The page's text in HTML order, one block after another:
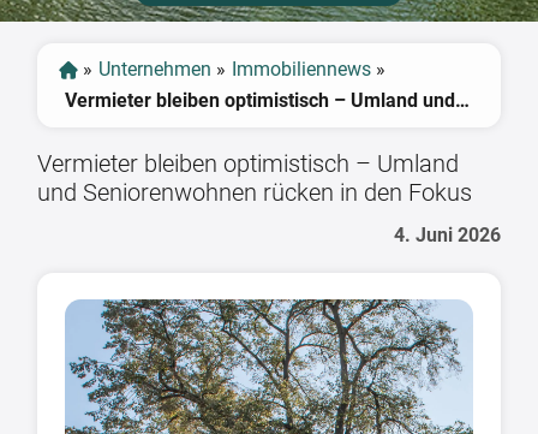
» Unternehmen » Immobiliennews »
Vermieter bleiben optimistisch – Umland und Seniorenwohnen rücken in den Fokus
Vermieter bleiben optimistisch – Umland
und Seniorenwohnen rücken in den Fokus
4. Juni 2026